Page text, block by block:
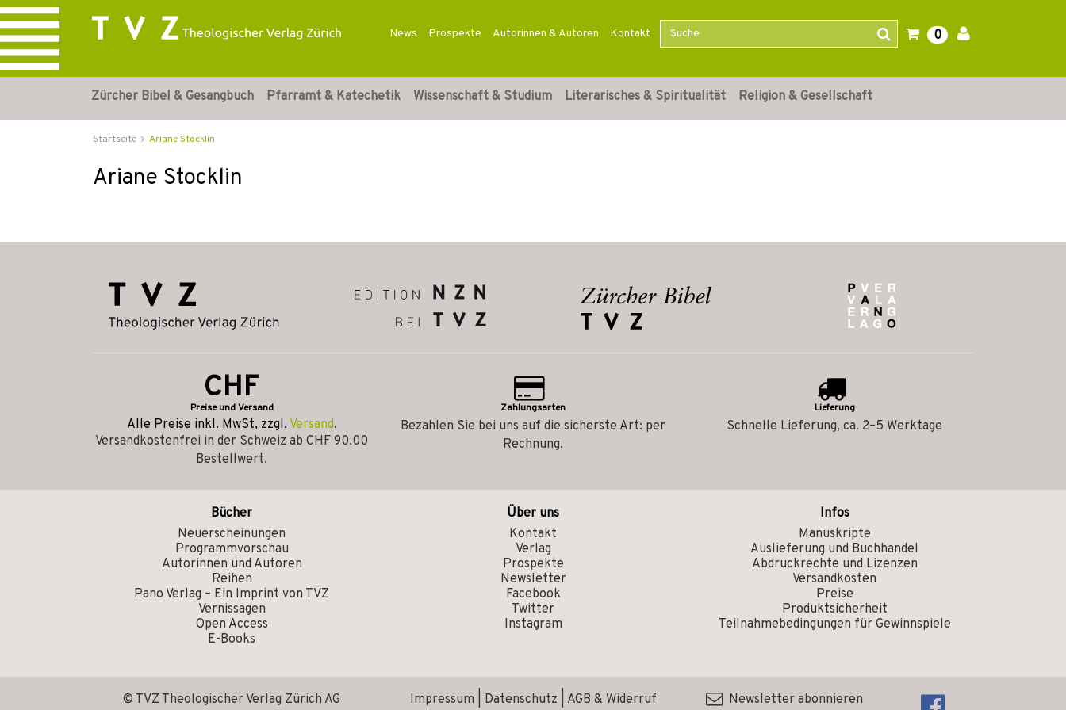
News Prospekte Autorinnen & Autoren Kontakt 0
Zürcher Bibel & Gesangbuch Pfarramt & Katechetik Wissenschaft & Studium Literarisches & Spiritualität Religion & Gesellschaft
Startseite Ariane Stocklin
Ariane Stocklin
CHF
Preise und Versand
Alle Preise inkl. MwSt, zzgl. Versand.
Versandkostenfrei in der Schweiz ab CHF 90.00
Bestellwert.
Zahlungsarten
Bezahlen Sie bei uns auf die sicherste Art: per
Rechnung.
Lieferung
Schnelle Lieferung, ca. 2–5 Werktage
Bücher
Neuerscheinungen
Programmvorschau
Autorinnen und Autoren
Reihen
Pano Verlag – Ein Imprint von TVZ
Vernissagen
Open Access
E-Books
Über uns
Kontakt
Verlag
Prospekte
Newsletter
Facebook
Twitter
Instagram
Infos
Manuskripte
Auslieferung und Buchhandel
Abdruckrechte und Lizenzen
Versandkosten
Preise
Produktsicherheit
Teilnahmebedingungen für Gewinnspiele
© TVZ Theologischer Verlag Zürich AG Impressum Datenschutz AGB & Widerruf Newsletter abonnieren